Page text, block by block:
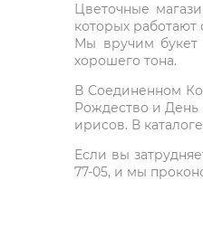
Цветочные
которых
Мы вручим букет
хорошего тона.
В Соединенном
Рождество и День
ирисов. В
Если вы
77-05, и мы